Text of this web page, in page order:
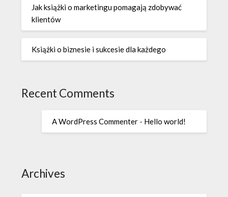
Jak książki o marketingu pomagają zdobywać
klientów
Książki o biznesie i sukcesie dla każdego
Recent Comments
A WordPress Commenter - Hello world!
Archives